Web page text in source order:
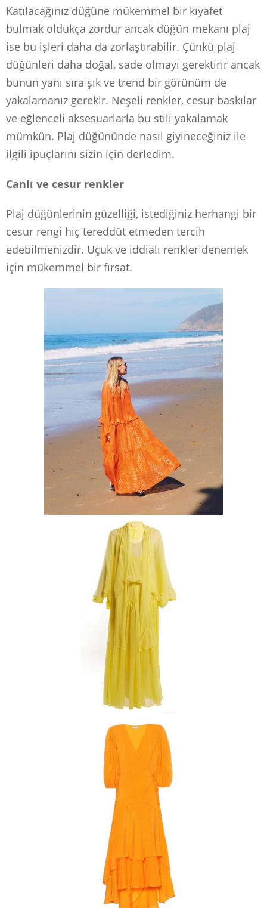
Katılacağınız düğüne mükemmel bir kıyafet
bulmak oldukça zordur ancak düğün mekanı plaj
ise bu işleri daha da zorlaştırabilir. Çünkü plaj
düğünleri daha doğal, sade olmayı gerektirir ancak
bunun yanı sıra şık ve trend bir görünüm de
yakalamanız gerekir. Neşeli renkler, cesur baskılar
ve eğlenceli aksesuarlarla bu stili yakalamak
mümkün. Plaj düğününde nasıl giyineceğiniz ile
ilgili ipuçlarını sizin için derledim.
Canlı ve cesur renkler
Plaj düğünlerinin güzelliği, istediğiniz herhangi bir
cesur rengi hiç tereddüt etmeden tercih
edebilmenizdir. Uçuk ve iddialı renkler denemek
için mükemmel bir fırsat.